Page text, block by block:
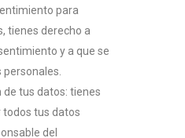
para
tienes derecho a
y a que se
de tus datos: tienes
todos tus datos
del